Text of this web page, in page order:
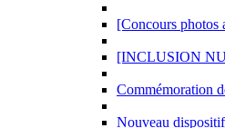
[Concours photos
[INCLUSION
Commémoration
Nouveau